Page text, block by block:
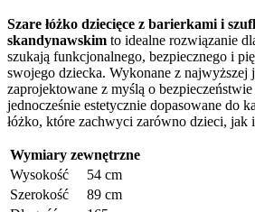
Szare łóżko dziecięce z barierkami i
skandynawskim to idealne rozwiązanie
szukają funkcjonalnego, bezpiecznego i
swojego dziecka. Wykonane z najwyższej
zaprojektowane z myślą o
jednocześnie estetycznie dopasowane do
łóżko, które zachwyci zarówno dzieci, jak
Wymiary zewnętrzne
Wysokość
54 cm
Szerokość
89 cm